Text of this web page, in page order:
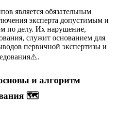
является обязательным
эксперта допустимым и
по делу. Их нарушение,
служит основанием для
первичной экспертизы и
и алгоритм
🗺️